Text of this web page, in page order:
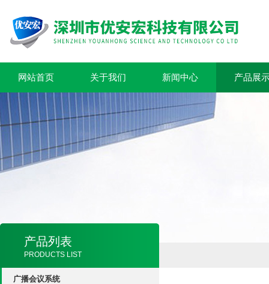
网站首页 关于我们 新闻中心 产品展
产品列表
PRODUCTS LIST
广播会议系统